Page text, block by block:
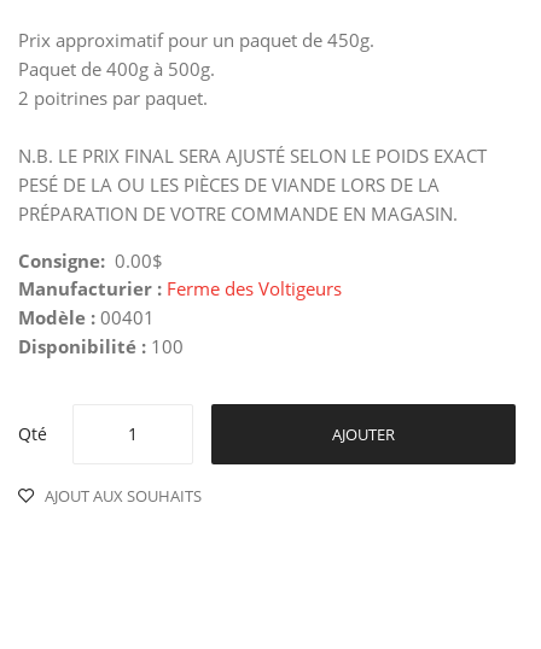
Prix approximatif pour un paquet de 450g.
Paquet de 400g à 500g.
2 poitrines par paquet.
N.B. LE PRIX FINAL SERA AJUSTÉ SELON LE POIDS EXACT
PESÉ DE LA OU LES PIÈCES DE VIANDE LORS DE LA
PRÉPARATION DE VOTRE COMMANDE EN MAGASIN.
Consigne: 0.00$
Manufacturier : Ferme des Voltigeurs
Modèle : 00401
Disponibilité : 100
Qté AJOUTER
AJOUT AUX SOUHAITS